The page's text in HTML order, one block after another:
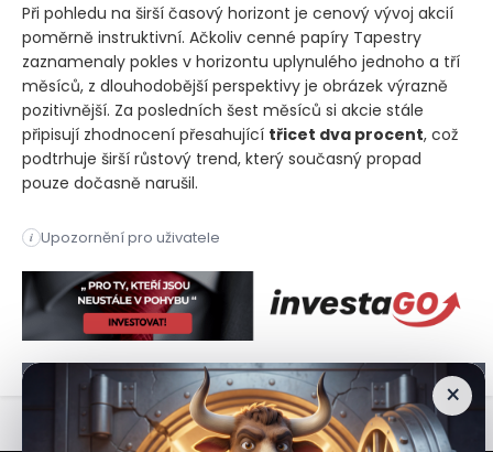
Při pohledu na širší časový horizont je cenový vývoj akcií
poměrně instruktivní. Ačkoliv cenné papíry Tapestry
zaznamenaly pokles v horizontu uplynulého jednoho a tří
měsíců, z dlouhodobější perspektivy je obrázek výrazně
pozitivnější. Za posledních šest měsíců si akcie stále
připisují zhodnocení přesahující třicet dva procent, což
podtrhuje širší růstový trend, který současný propad
pouze dočasně narušil.
i Upozornění pro uživatele
Akcie mateřské společnosti značky Coach se po
×